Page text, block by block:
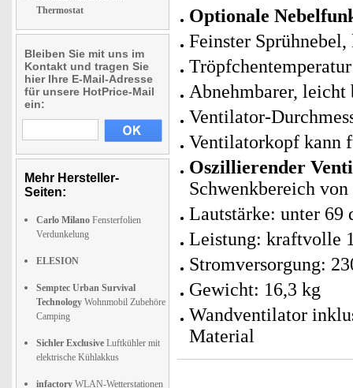
Thermostat
Bleiben Sie mit uns im
Kontakt und tragen Sie
hier Ihre E-Mail-Adresse
für unsere HotPrice-Mail
ein:
Mehr Hersteller-
Seiten:
Carlo Milano Fensterfolien
Verdunkelung
ELESION
Semptec Urban Survival
Technology Wohnmobil Zubehöre
Camping
Sichler Exclusive Luftkühler mit
elektrische Kühlakkus
infactory WLAN-Wetterstationen
Optionale
Feinster
Abnehmbarer,
Ventilator-
Ventilatorkopf kann
Oszillierender
Schwenkbereich von
Lautstärke: unter 69
Leistung: kraftvolle
Stromversorgung:
Gewicht: 16,3 kg
Wandventilator
Material